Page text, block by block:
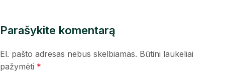
Parašykite komentarą
El. pašto adresas nebus skelbiamas. Būtini laukeliai
pažymėti *